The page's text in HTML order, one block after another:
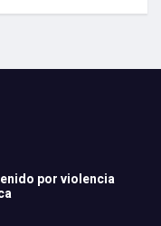
por violencia